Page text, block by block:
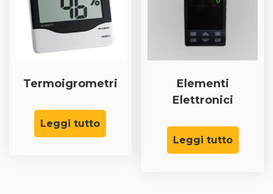
Termoigrometri
Leggi tutto
Elementi
Elettronici
Leggi tutto